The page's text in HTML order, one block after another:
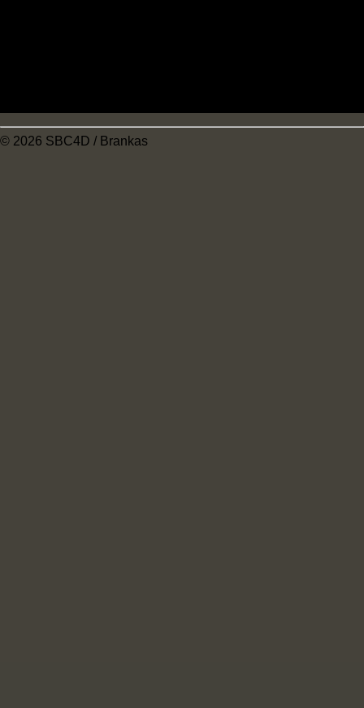
© 2026 SBC4D / Brankas